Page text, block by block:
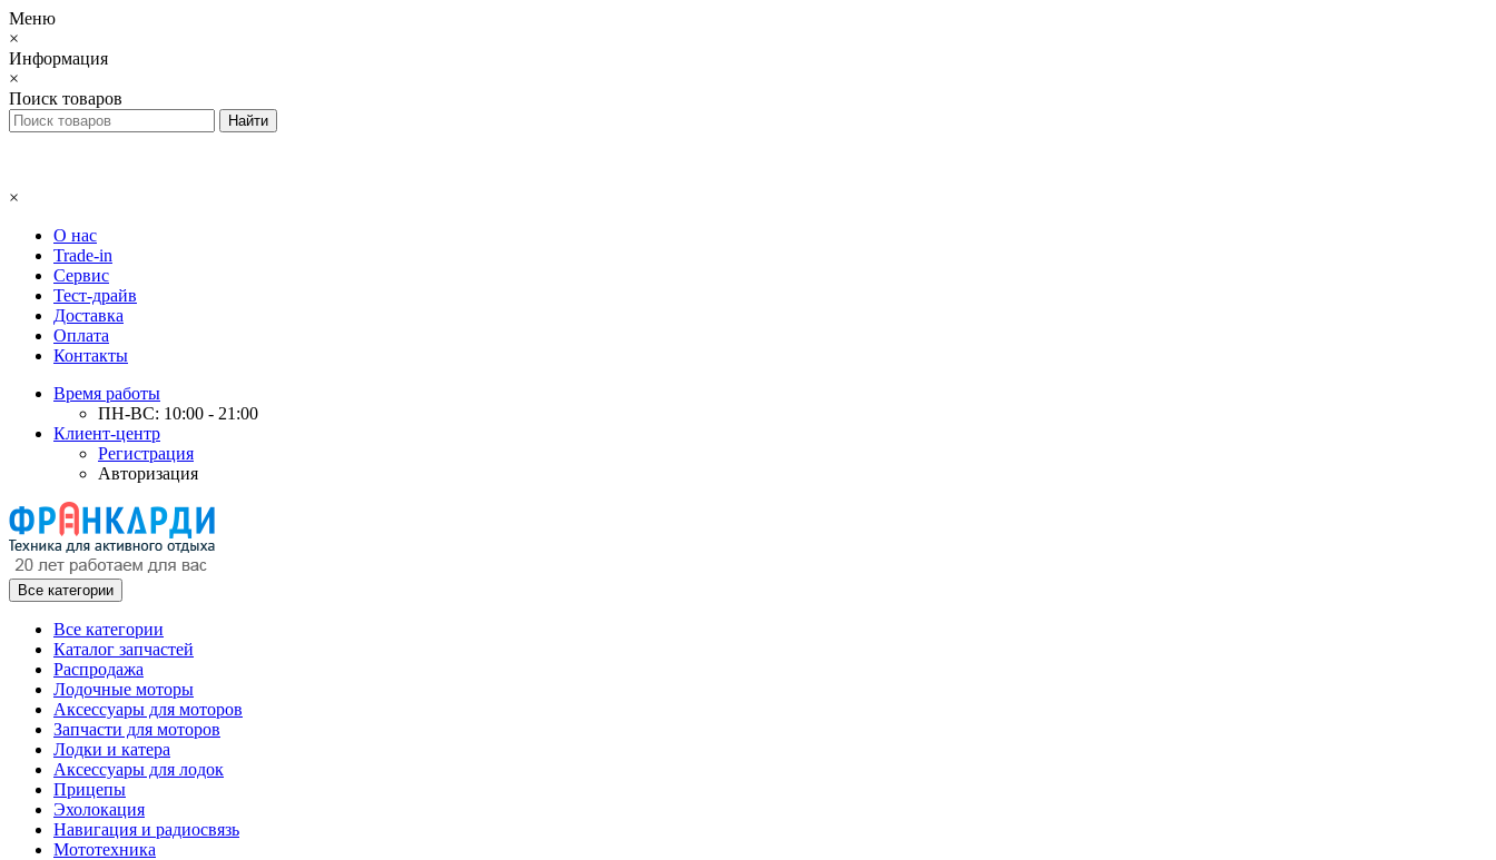
Меню
×
Информация
×
Поиск товаров
×
О нас
Trade-in
Сервис
Тест-драйв
Доставка
Оплата
Контакты
Время работы
ПН-ВС: 10:00 - 21:00
Клиент-центр
Регистрация
Авторизация
Все категории
Все категории
Каталог запчастей
Распродажа
Лодочные моторы
Аксессуары для моторов
Запчасти для моторов
Лодки и катера
Аксессуары для лодок
Прицепы
Эхолокация
Навигация и радиосвязь
Мототехника